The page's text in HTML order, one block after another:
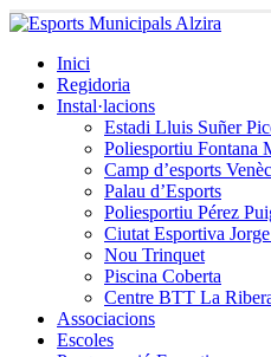
Inici
Regidoria
Instal·lacions
Estadi Lluis Suñer
Poliesportiu Fontana
Camp d’esports
Palau d’Esports
Poliesportiu Pérez
Ciutat Esportiva
Nou Trinquet
Piscina Coberta
Centre BTT La
Associacions
Escoles